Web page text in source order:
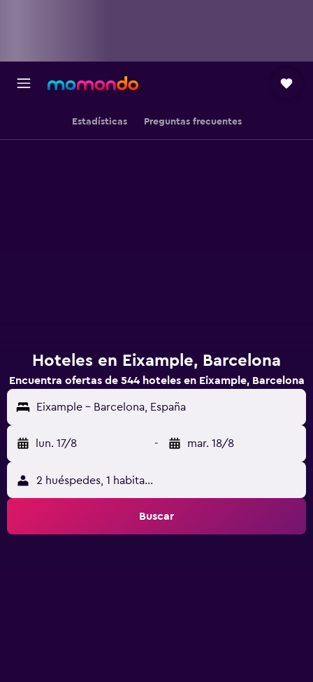
Estadísticas Preguntas frecuentes
Hoteles en Eixample, Barcelona
Encuentra ofertas de 544 hoteles en Eixample, Barcelona
Eixample - Barcelona, España
lun. 17/8 - mar. 18/8
2 huéspedes, 1 habitación
Buscar